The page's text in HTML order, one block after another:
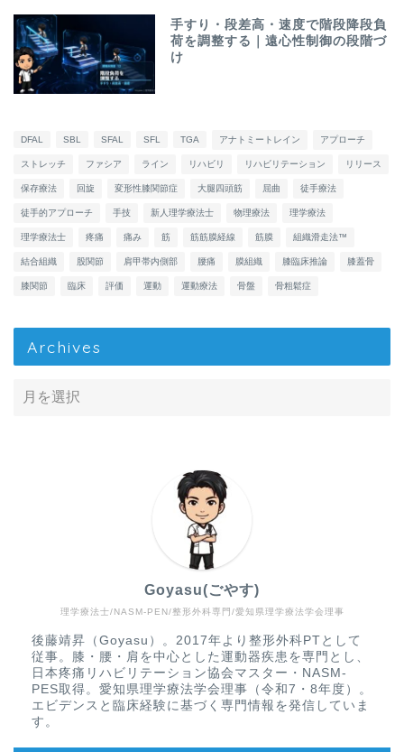
手すり・段差高・速度で階段降段負
荷を調整する｜遠心性制御の段階づ
け
DFAL SBL SFAL SFL TGA アナトミートレイン アプローチ
ストレッチ ファシア ライン リハビリ リハビリテーション リリース
保存療法 回旋 変形性膝関節症 大腿四頭筋 屈曲 徒手療法
徒手的アプローチ 手技 新人理学療法士 物理療法 理学療法
理学療法士 疼痛 痛み 筋 筋筋膜経線 筋膜 組織滑走法™
結合組織 股関節 肩甲帯内側部 腰痛 膜組織 膝臨床推論 膝蓋骨
膝関節 臨床 評価 運動 運動療法 骨盤 骨粗鬆症
Archives
理学療法士/NASM-PEN/整形外科専門/愛知県理学療法学会理事
Goyasu(ごやす)
後藤靖昇（Goyasu）。2017年より整形外科PTとして
従事。膝・腰・肩を中心とした運動器疾患を専門とし、
日本疼痛リハビリテーション協会マスター・NASM-
PES取得。愛知県理学療法学会理事（令和7・8年度）。
エビデンスと臨床経験に基づく専門情報を発信していま
す。
疾患から探す